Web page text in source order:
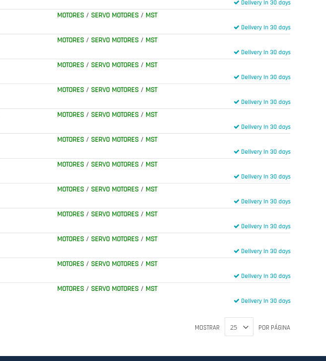
Delivery in 30 days
MOTORES/ SERVO MOTORES/ MST
Delivery in 30 days
MOTORES/ SERVO MOTORES/ MST
Delivery in 30 days
MOTORES/ SERVO MOTORES/ MST
Delivery in 30 days
MOTORES/ SERVO MOTORES/ MST
Delivery in 30 days
MOTORES/ SERVO MOTORES/ MST
Delivery in 30 days
MOTORES/ SERVO MOTORES/ MST
Delivery in 30 days
MOTORES/ SERVO MOTORES/ MST
Delivery in 30 days
MOTORES/ SERVO MOTORES/ MST
Delivery in 30 days
MOTORES/ SERVO MOTORES/ MST
Delivery in 30 days
MOTORES/ SERVO MOTORES/ MST
Delivery in 30 days
MOTORES/ SERVO MOTORES/ MST
Delivery in 30 days
MOTORES/ SERVO MOTORES/ MST
Delivery in 30 days
MOSTRAR POR PÁGINA